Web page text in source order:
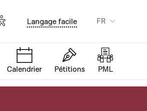
Options d'accessibilité
Langage facile FR
Calendrier Pétitions PML